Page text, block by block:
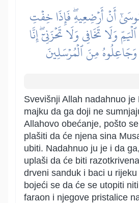
مُوسَىٰٓ أَنۡ أَرۡضِعِيهِۖ فَإِذَا خِفۡتِ
وَلَا تَخَافِي وَلَا تَحۡزَنِيٓۖ إِنَّا
وَجَاعِلُوهُ مِنَ ٱلۡمُرۡسَلِينَ
Svevišnji Allah nadahnuo je
majku da ga doji ne
Allahovo obećanje, pošto
plašiti da će njena sina
ubiti. Nadahnuo ju je i da
uplaši da će biti
drveni sanduk i baci u
bojeći se da će se utopiti
faraon i njegove pristalice